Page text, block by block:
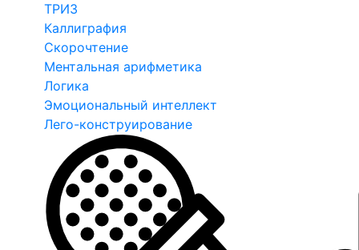
ТРИЗ
Каллиграфия
Скорочтение
Ментальная арифметика
Логика
Эмоциональный интеллект
Лего-конструирование